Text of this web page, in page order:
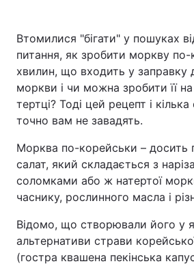
Втомилися "бігати" у пошуках
питання, як зробити моркву
хвилин, що входить у заправку
моркви і чи можна зробити її на
тертці? Тоді цей рецепт і
точно вам не завадять.
Морква по-корейськи – досить
салат, який складається з
соломками або ж натертої
часнику, рослинного масла і
Відомо, що створювали його у
альтернативи страви
(гостра квашена пекінська